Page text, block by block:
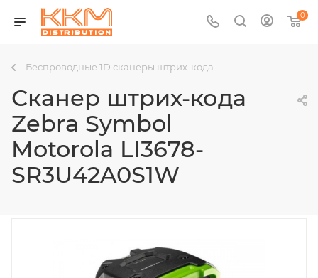
0
Беспроводные 1D сканеры штрих-кода
Сканер штрих-кода
Zebra Symbol
Motorola LI3678-
SR3U42A0S1W